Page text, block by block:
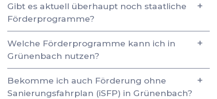
Gibt es aktuell überhaupt noch staatliche
Förderprogramme?
Welche Förderprogramme kann ich in
Grünenbach nutzen?
Bekomme ich auch Förderung ohne
Sanierungsfahrplan (iSFP) in Grünenbach?